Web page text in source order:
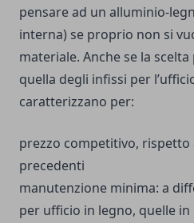
pensare ad un alluminio-
interna) se proprio non si
materiale. Anche se la
quella degli infissi per
caratterizzano per:
prezzo competitivo, rispetto
precedenti
manutenzione minima: a
per ufficio in legno, quelle in